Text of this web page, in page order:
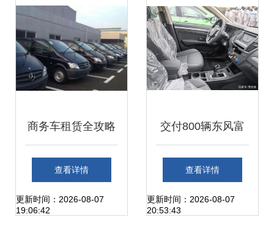
商务车租赁全攻略
关键要素不可忽视
查看详情
更新时间：2026-08-07
19:06:42
交付800辆东风富
康ES500出租车，
神龙汽车吃下一颗
查看详情
更新时间：2026-08-07
20:53:43